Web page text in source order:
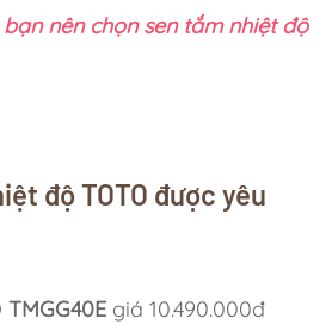
nên chọn sen tắm nhiệt độ
độ TOTO được yêu
TMGG40E giá 10.490.000đ